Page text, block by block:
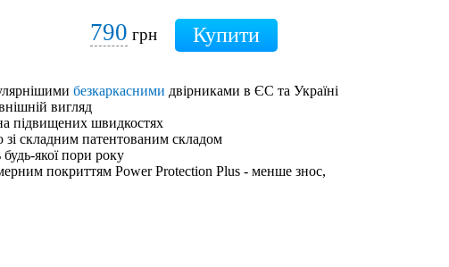
790 грн
безкаркасними двірниками в ЄС та Україні
вигляд
підвищених швидкостях
складним патентованим складом
якої пори року
покриттям Power Protection Plus - менше знос,